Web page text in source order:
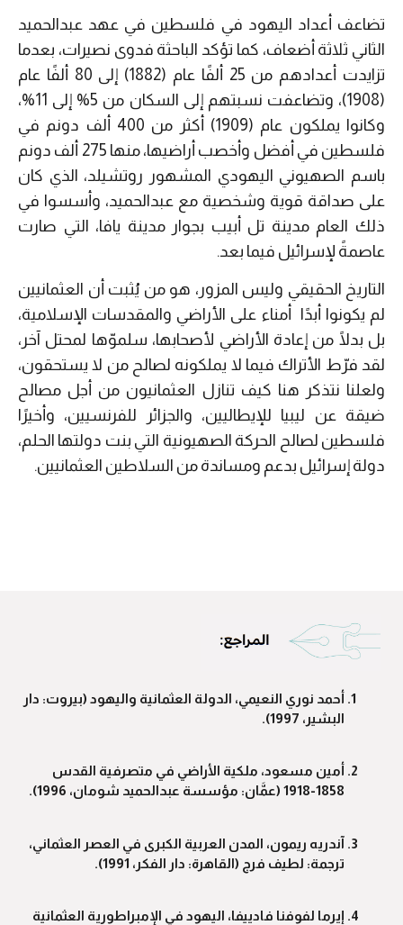
تضاعف أعداد اليهود في فلسطين في عهد عبدالحميد
الثاني ثلاثة أضعاف، كما تؤكد الباحثة فدوى نصيرات، بعدما
تزايدت أعدادهم من 25 ألفًا عام (1882) إلى 80 ألفًا عام
(1908)، وتضاعفت نسبتهم إلى السكان من 5% إلى 11%،
وكانوا يملكون عام (1909) أكثر من 400 ألف دونم في
فلسطين في أفضل وأخصب أراضيها، منها 275 ألف دونم
باسم الصهيوني اليهودي المشهور روتشيلد، الذي كان
على صداقة قوية وشخصية مع عبدالحميد، وأسسوا في
ذلك العام مدينة تل أبيب بجوار مدينة يافا، التي صارت
عاصمةً لإسرائيل فيما بعد.
التاريخ الحقيقي وليس المزور، هو من يُثبت أن العثمانيين
لم يكونوا أبدًا أمناء على الأراضي والمقدسات الإسلامية،
بل بدلًا من إعادة الأراضي لأصحابها، سلموّها لمحتل آخر،
لقد فرّط الأتراك فيما لا يملكونه لصالح من لا يستحقون،
ولعلنا نتذكر هنا كيف تنازل العثمانيون من أجل مصالح
ضيقة عن ليبيا للإيطاليين، والجزائر للفرنسيين، وأخيرًا
فلسطين لصالح الحركة الصهيونية التي بنت دولتها الحلم،
دولة إسرائيل بدعم ومساندة من السلاطين العثمانيين.
أحمد نوري النعيمي، الدولة العثمانية واليهود (بيروت: دار
البشير، 1997).
أمين مسعود، ملكية الأراضي في متصرفية القدس
1858-1918 (عمَّان: مؤسسة عبدالحميد شومان، 1996).
آندريه ريمون، المدن العربية الكبرى في العصر العثماني،
ترجمة: لطيف فرج (القاهرة: دار الفكر، 1991).
إيرما لفوفنا فادييفا، اليهود في الإمبراطورية العثمانية